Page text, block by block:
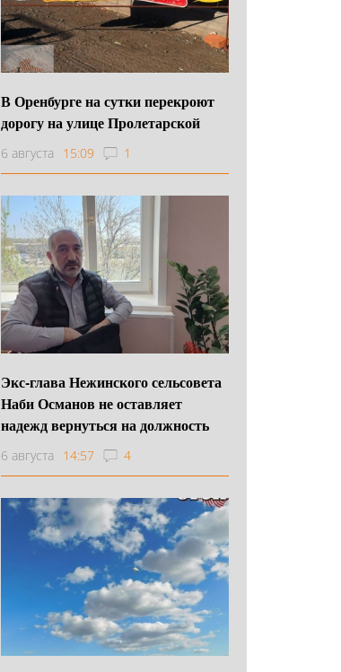
В Оренбурге на сутки перекроют
дорогу на улице Пролетарской
6 августа 15:09 1
Экс-глава Нежинского сельсовета
Наби Османов не оставляет
надежд вернуться на должность
6 августа 14:57 4